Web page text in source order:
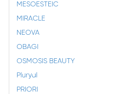
MESOESTEIC
MIRACLE
NEOVA
OBAGI
OSMOSIS BEAUTY
Pluryal
PRIORI